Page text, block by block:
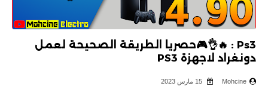
Ps3 : 🔥👌🎮حصريا الطريقة الصحيحة لعمل
دونغراد لاجهزة PS3
Mohcine